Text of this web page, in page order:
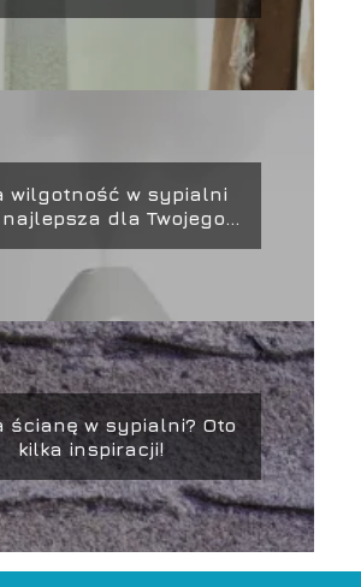
wilgotność w sypialni
dla Twojego
ścianę w sypialni? Oto
kilka inspiracji!